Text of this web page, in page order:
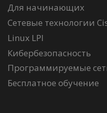
Для начинающих
Сетевые технологии
Linux LPI
Кибербезопасность
Программируемые
Бесплатное обучение